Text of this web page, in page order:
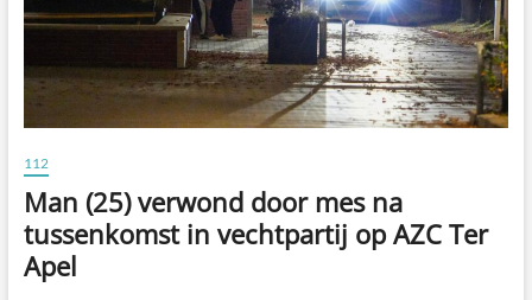
112
Man (25) verwond door mes na
tussenkomst in vechtpartij op AZC Ter
Apel